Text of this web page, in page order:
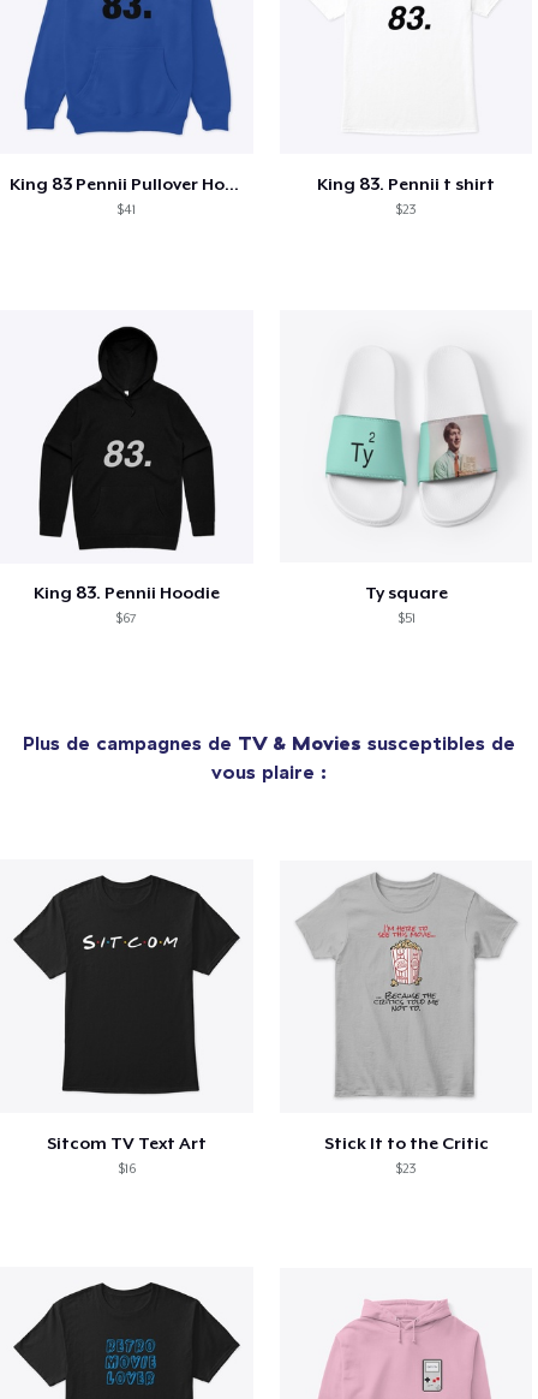
King 83 Pennii Pullover Hoodie
$41
King 83. Pennii t shirt
$23
King 83. Pennii Hoodie
$67
Ty square
$51
Plus de campagnes de TV & Movies susceptibles de
vous plaire :
Sitcom TV Text Art
$16
Stick It to the Critic
$23